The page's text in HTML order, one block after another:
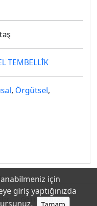
TEMBELLİK
, Örgütsel,
Gizlilik Politikası
için
giriş yaptığınızda